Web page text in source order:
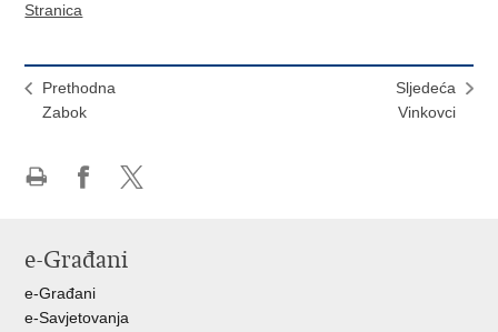
Stranica
Prethodna
Zabok
Sljedeća
Vinkovci
Facebooku
X-
e-Građani
e-Građani
e-Savjetovanja